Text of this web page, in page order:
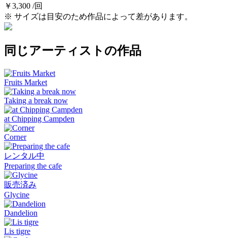
￥3,300 /回
※ サイズは目安のため作品によって差があります。
同じアーティストの作品
Fruits Market
Taking a break now
at Chipping Campden
Corner
レンタル中
Preparing the cafe
販売済み
Glycine
Dandelion
Lis tigre